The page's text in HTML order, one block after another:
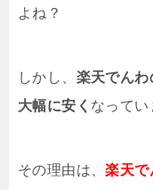
よね？
しかし、 楽天でんわ
大幅に安く なってい
その理由は、楽天で